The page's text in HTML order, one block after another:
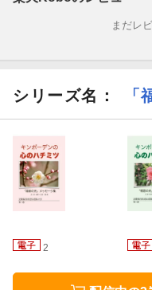
まだレ
シリーズ名：
2